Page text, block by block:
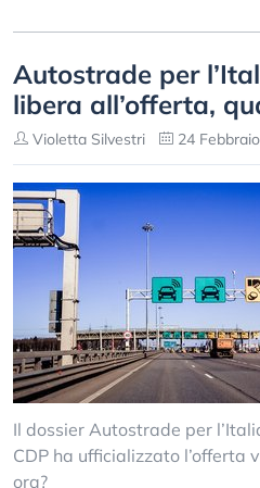
Autostrade per
libera all’offerta,
Violetta Silvestri 24
Il dossier Autostrade per
CDP ha ufficializzato l’offerta
ora?